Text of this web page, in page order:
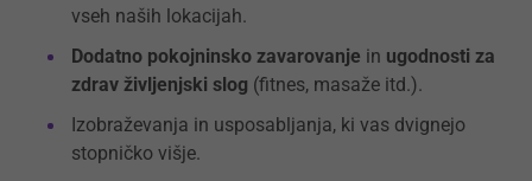
vseh naših lokacijah.
Dodatno pokojninsko zavarovanje in ugodnosti za
zdrav življenjski slog (fitnes, masaže itd.).
Izobraževanja in usposabljanja, ki vas dvignejo
stopničko višje.